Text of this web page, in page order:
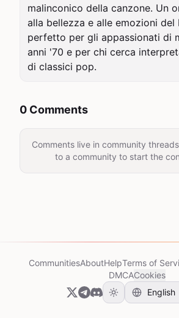
malinconico della canzone. Un
alla bellezza e alle emozioni del
perfetto per gli appassionati di
anni '70 e per chi cerca
di classici pop.
0 Comments
Comments live in community
to a community to start the
CommunitiesAboutHelpTerms of
DMCACookies